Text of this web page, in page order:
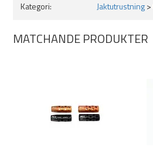
Kategori:
Jaktutrustning>
MATCHANDE PRODUKTER